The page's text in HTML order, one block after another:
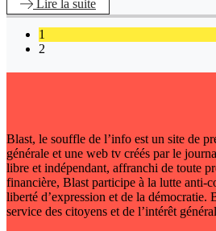
Lire la suite
1
2
Blast, le souffle de l’info est un site de
générale et une web tv créés par le
libre et indépendant, affranchi de toute
financière, Blast participe à la lutte anti-
liberté d’expression et de la démocratie.
service des citoyens et de l’intérêt